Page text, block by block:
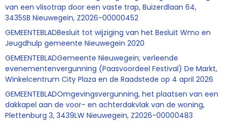
van een vlisotrap door een vaste trap, Buizerdlaan 64,
3435SB Nieuwegein, Z2026-00000452
GEMEENTEBLADBesluit tot wijziging van het Besluit Wmo en
Jeugdhulp gemeente Nieuwegein 2020
GEMEENTEBLADGemeente Nieuwegein; verleende
evenementenvergunning (Paasvoordeel Festival) De Markt,
Winkelcentrum City Plaza en de Raadstede op 4 april 2026
GEMEENTEBLADOmgevingsvergunning, het plaatsen van een
dakkapel aan de voor- en achterdakvlak van de woning,
Plettenburg 3, 3439LW Nieuwegein, Z2026-00000483